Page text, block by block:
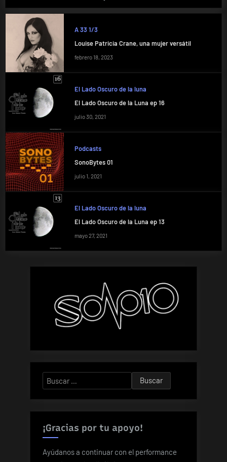
A 33 1/3
Louise Patricia Crane, una mujer versátil
febrero 18, 2023
El Lado Oscuro de la luna
El Lado Oscuro de la Luna ep 16
julio 30, 2021
Podcasts
SonoBytes 01
julio 1, 2021
El Lado Oscuro de la luna
El Lado Oscuro de la Luna ep 13
mayo 27, 2021
Buscar:
¡Gracias por tu apoyo!
Ayúdanos a continuar con el performance